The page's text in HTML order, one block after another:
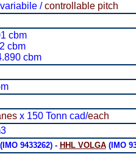
/controllable pitch
cbm
cbm
cbm
x 150 Tonn cad/each
(IMO 9433262) - HHL VOLGA(IMO